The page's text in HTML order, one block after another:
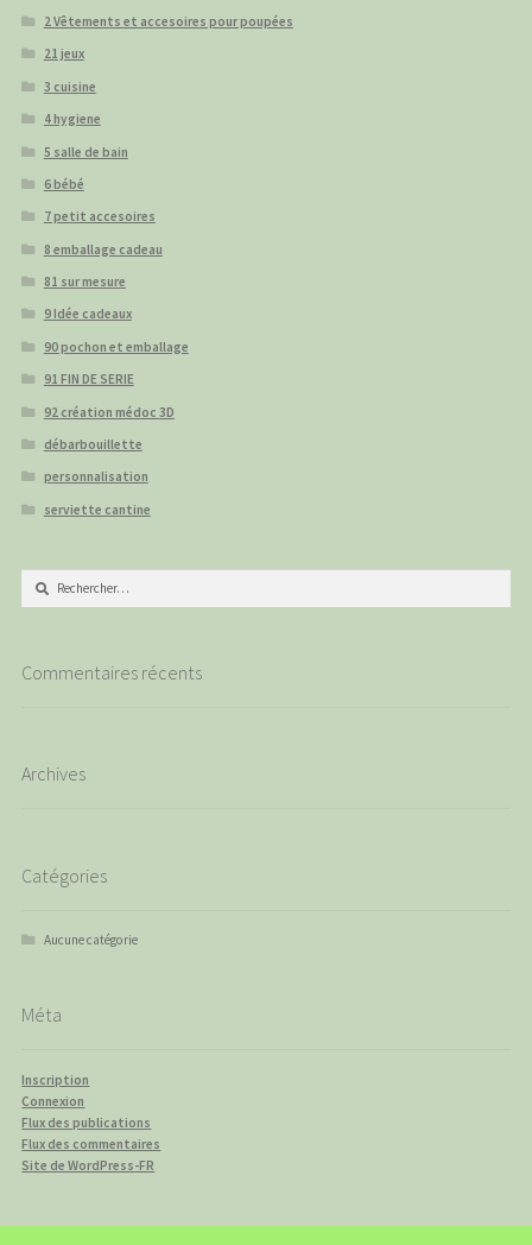
2 Vêtements et accesoires pour poupées
21 jeux
3 cuisine
4 hygiene
5 salle de bain
6 bébé
7 petit accesoires
8 emballage cadeau
81 sur mesure
9 Idée cadeaux
90 pochon et emballage
91 FIN DE SERIE
92 création médoc 3D
débarbouillette
personnalisation
serviette cantine
Rechercher :
Commentaires récents
Archives
Catégories
Aucune catégorie
Méta
Inscription
Connexion
Flux des publications
Flux des commentaires
Site de WordPress-FR